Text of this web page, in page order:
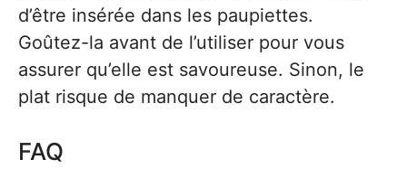
d’être insérée dans les paupiettes.
Goûtez-la avant de l’utiliser pour vous
assurer qu’elle est savoureuse. Sinon, le
plat risque de manquer de caractère.
FAQ